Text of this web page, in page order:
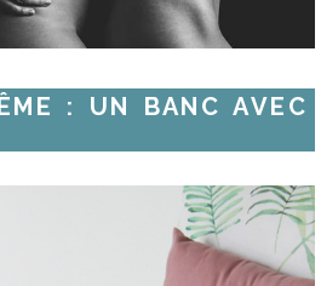
: UN BANC AVEC